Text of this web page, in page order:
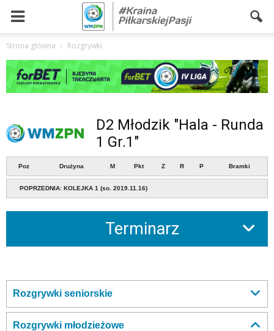
Strona główna Rozgrywki
D2 Młodzik "Hala - Runda
1 Gr.1"
Poz Drużyna M Pkt Z R P Bramki
POPRZEDNIA: KOLEJKA 1 (so. 2019.11.16)
Terminarz
Rozgrywki seniorskie
Rozgrywki młodzieżowe